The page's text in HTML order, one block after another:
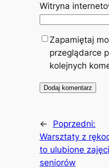
Witryna
Zapamiętaj
przeglądarce
kolejnych
←
Poprzedni:
Warsztaty z
to ulubione
seniorów